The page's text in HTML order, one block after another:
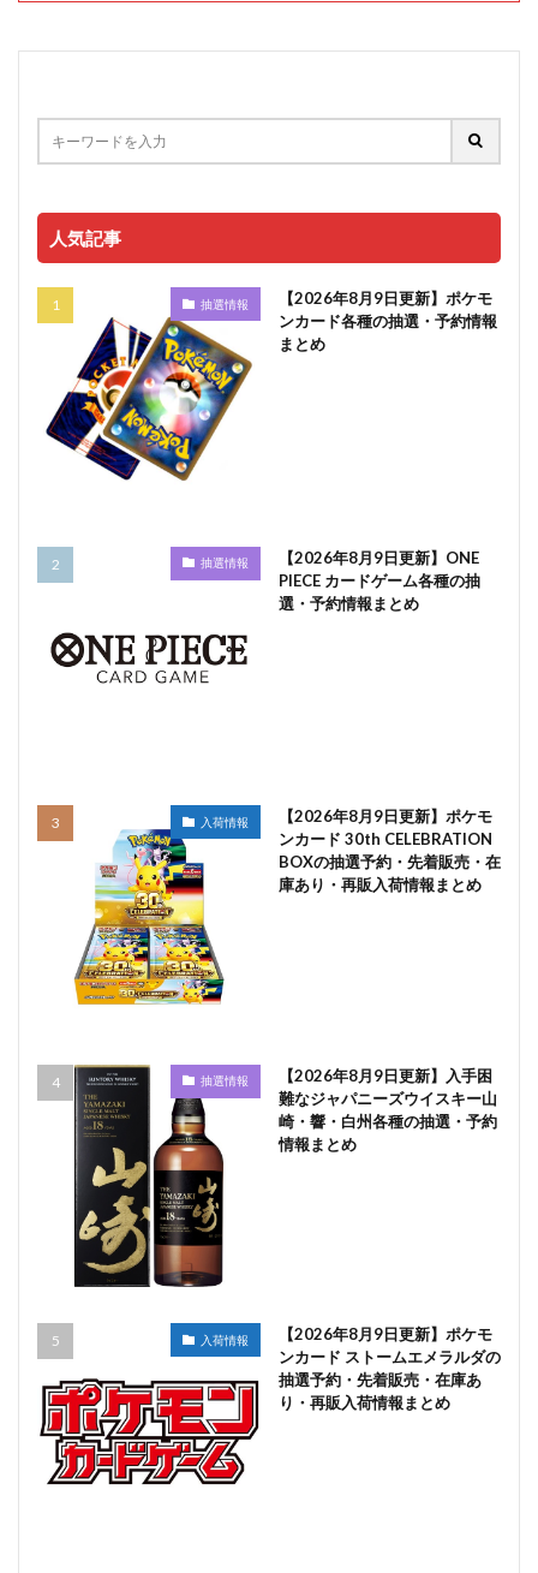
人気記事
抽選情報
【2026年8月9日更新】ポケモ
ンカード各種の抽選・予約情報
まとめ
抽選情報
【2026年8月9日更新】ONE
PIECE カードゲーム各種の抽
選・予約情報まとめ
入荷情報
【2026年8月9日更新】ポケモ
ンカード 30th CELEBRATION
BOXの抽選予約・先着販売・在
庫あり・再販入荷情報まとめ
抽選情報
【2026年8月9日更新】入手困
難なジャパニーズウイスキー山
崎・響・白州各種の抽選・予約
情報まとめ
入荷情報
【2026年8月9日更新】ポケモ
ンカード ストームエメラルダの
抽選予約・先着販売・在庫あ
り・再販入荷情報まとめ